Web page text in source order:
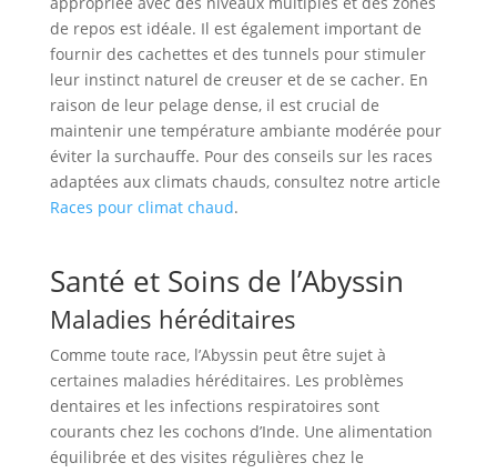
de repos est idéale. Il est également important de
fournir des cachettes et des tunnels pour stimuler
leur instinct naturel de creuser et de se cacher. En
raison de leur pelage dense, il est crucial de
maintenir une température ambiante modérée pour
éviter la surchauffe. Pour des conseils sur les races
adaptées aux climats chauds, consultez notre article
Races pour climat chaud.
Santé et Soins de l’Abyssin
Maladies héréditaires
Comme toute race, l’Abyssin peut être sujet à
certaines maladies héréditaires. Les problèmes
dentaires et les infections respiratoires sont
courants chez les cochons d’Inde. Une alimentation
équilibrée et des visites régulières chez le